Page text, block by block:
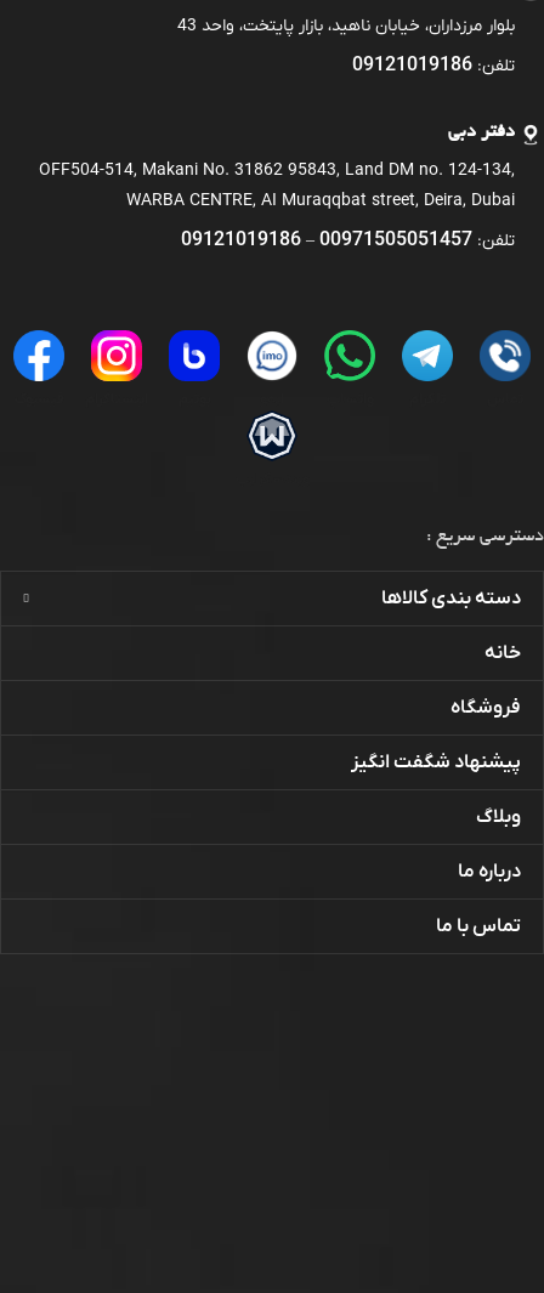
بلوار مرزداران، خیابان ناهید، بازار پایتخت، واحد 43
تلفن: 09121019186
دفتر دبی
OFF504-514, Makani No. 31862 95843, Land DM no. 124-134,
WARBA CENTRE, AI Muraqqbat street, Deira, Dubai
تلفن: 00971505051457
–
09121019186
دسترسی سریع :
دسته بندی کالاها
خانه
فروشگاه
پیشنهاد شگفت انگیز
وبلاگ
درباره ما
تماس با ما